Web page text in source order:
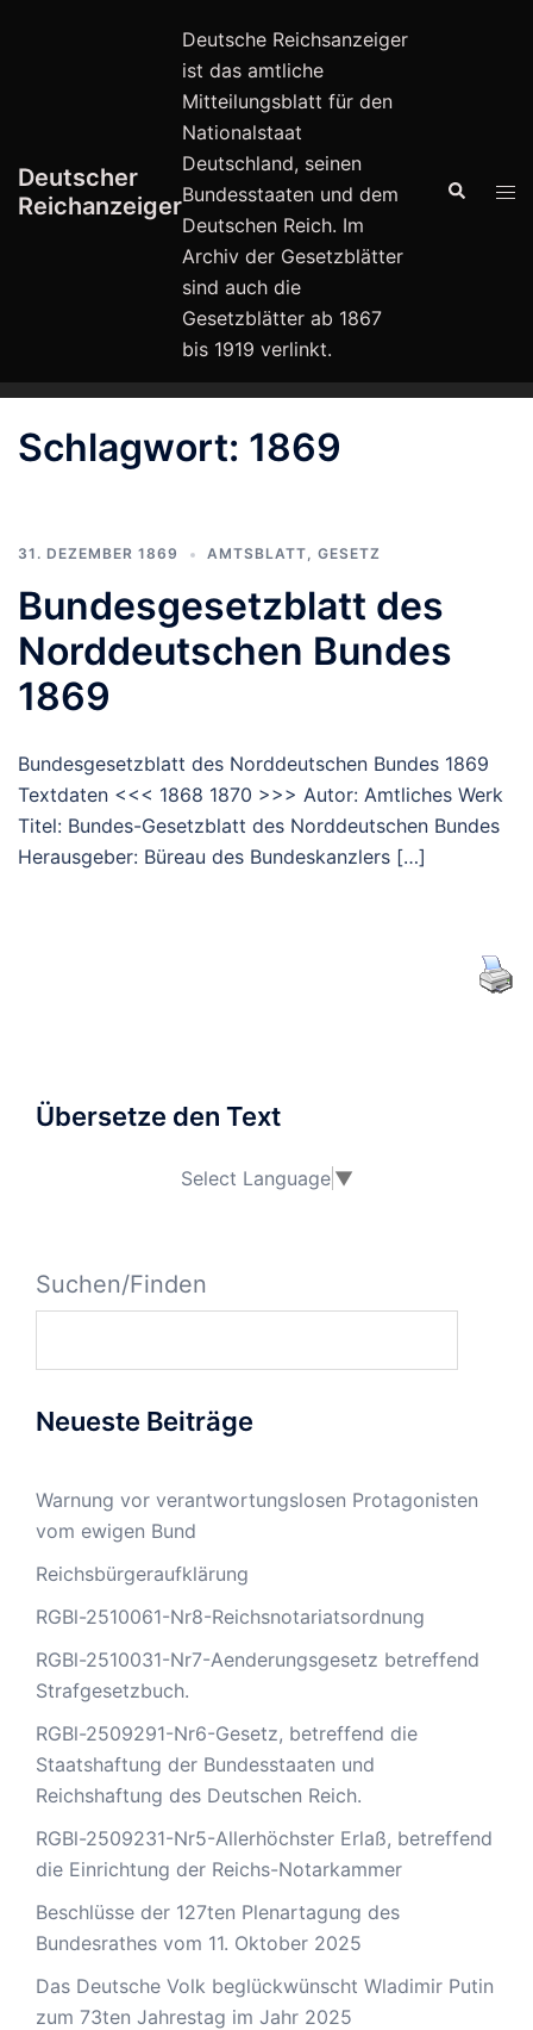
Deutscher
Reichanzeiger
Deutsche Reichsanzeiger
ist das amtliche
Mitteilungsblatt für den
Nationalstaat
Deutschland, seinen
Bundesstaaten und dem
Deutschen Reich. Im
Archiv der Gesetzblätter
sind auch die
Gesetzblätter ab 1867
bis 1919 verlinkt.
Suche
Schlagwort: 1869
31. DEZEMBER 1869 AMTSBLATT, GESETZ
Bundesgesetzblatt des
Norddeutschen Bundes
1869
Bundesgesetzblatt des Norddeutschen Bundes 1869
Textdaten <<< 1868 1870 >>> Autor: Amtliches Werk
Titel: Bundes-Gesetzblatt des Norddeutschen Bundes
Herausgeber: Büreau des Bundeskanzlers […]
Übersetze den Text
Select Language ▼
Suchen/Finden
Neueste Beiträge
Warnung vor verantwortungslosen Protagonisten
vom ewigen Bund
Reichsbürgeraufklärung
RGBl-2510061-Nr8-Reichsnotariatsordnung
RGBl-2510031-Nr7-Aenderungsgesetz betreffend
Strafgesetzbuch.
RGBl-2509291-Nr6-Gesetz, betreffend die
Staatshaftung der Bundesstaaten und
Reichshaftung des Deutschen Reich.
RGBl-2509231-Nr5-Allerhöchster Erlaß, betreffend
die Einrichtung der Reichs-Notarkammer
Beschlüsse der 127ten Plenartagung des
Bundesrathes vom 11. Oktober 2025
Das Deutsche Volk beglückwünscht Wladimir Putin
zum 73ten Jahrestag im Jahr 2025